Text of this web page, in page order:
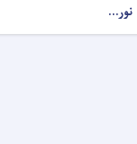
نور...